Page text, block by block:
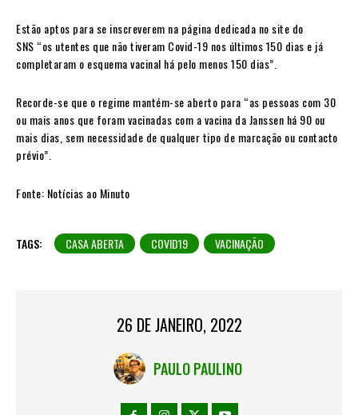
Estão aptos para se inscreverem na página dedicada no site do
SNS “os utentes que não tiveram Covid-19 nos últimos 150 dias e já
completaram o esquema vacinal há pelo menos 150 dias”.
Recorde-se que o regime mantém-se aberto para “as pessoas com 30
ou mais anos que foram vacinadas com a vacina da Janssen há 90 ou
mais dias, sem necessidade de qualquer tipo de marcação ou contacto
prévio”.
Fonte: Notícias ao Minuto
TAGS: CASA ABERTA COVID19 VACINAÇÃO
26 DE JANEIRO, 2022
PAULO PAULINO